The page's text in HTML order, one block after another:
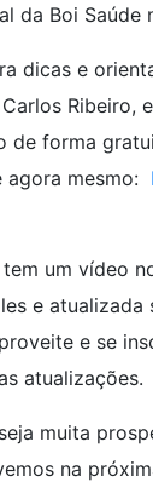
da Boi Saúde
dicas e
Ribeiro,
de forma
agora mesmo:
tem um vídeo
e
e se
atualizações.
muita
na